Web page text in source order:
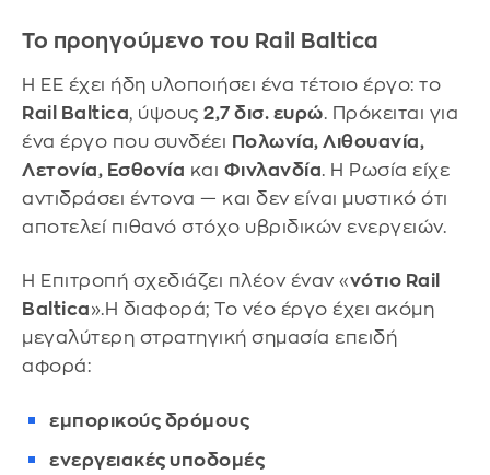
Το προηγούμενο του Rail Baltica
Η ΕΕ έχει ήδη υλοποιήσει ένα τέτοιο έργο: το
Rail Baltica, ύψους 2,7 δισ. ευρώ. Πρόκειται για
ένα έργο που συνδέει Πολωνία, Λιθουανία,
Λετονία, Εσθονία και Φινλανδία. Η Ρωσία είχε
αντιδράσει έντονα — και δεν είναι μυστικό ότι
αποτελεί πιθανό στόχο υβριδικών ενεργειών.
Η Επιτροπή σχεδιάζει πλέον έναν «νότιο Rail
Baltica».Η διαφορά; Το νέο έργο έχει ακόμη
μεγαλύτερη στρατηγική σημασία επειδή
αφορά:
εμπορικούς δρόμους
ενεργειακές υποδομές